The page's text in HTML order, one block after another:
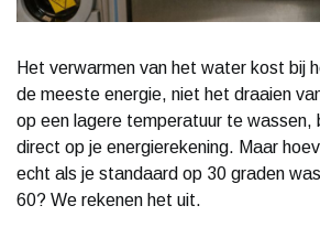
Het verwarmen van het water kost bij
de meeste energie, niet het draaien
op een lagere temperatuur te wassen,
direct op je energierekening. Maar
echt als je standaard op 30 graden
60? We rekenen het uit.